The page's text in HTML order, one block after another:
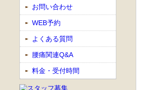
お問い合わせ
WEB予約
よくある質問
腰痛関連Q&A
料金・受付時間